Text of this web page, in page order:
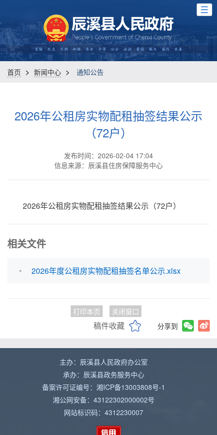
首页 > 新闻中心 > 通知公告
2026年公租房实物配租抽签结果公示
（72户）
发布时间：2026-02-04 17:04
信息来源：辰溪县住房保障服务中心
2026年公租房实物配租抽签结果公示（72户）
相关文件
2026年度公租房实物配租抽签名单公示.xlsx
打印本页 关闭窗口
稿件收藏 分享到
主办：辰溪县人民政府办公室
承办：辰溪县政务服务中心
备案许可证编号：湘ICP备13003808号-1
湘公网安备：43122302000002号
网站标识码：4312230007